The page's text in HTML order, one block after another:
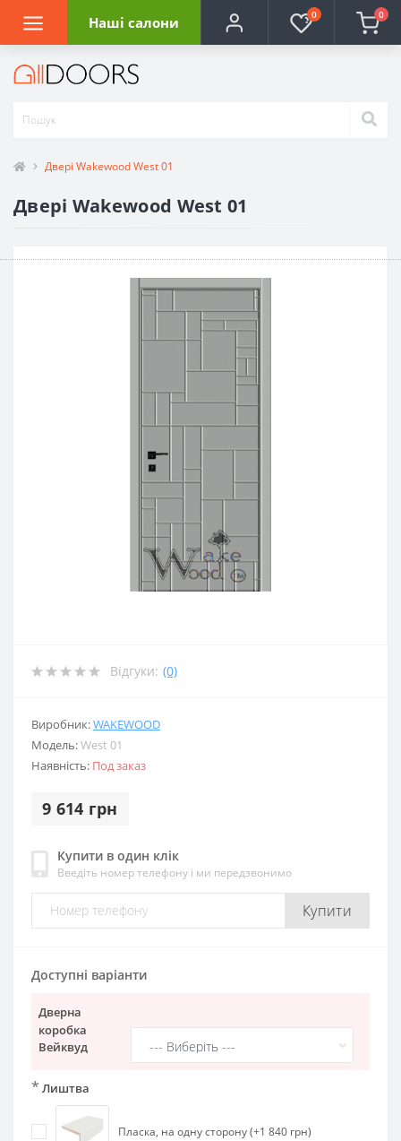
Наші салони 0 0
Двері Wakewood West 01
Двері Wakewood West 01
Відгуки: (0)
Виробник:WAKEWOOD
Модель:West 01
Наявність: Под заказ
9 614 грн
Купити в один клік
Введіть номер телефону і ми передзвонимо
Купити
Доступні варіанти
Дверна
коробка
Вейквуд
* Лиштва
Пласка, на одну сторону (+1 840 грн)